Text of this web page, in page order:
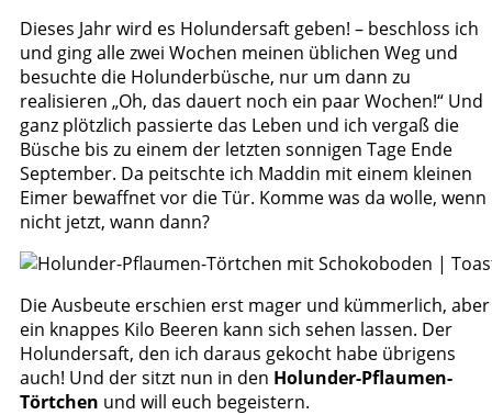
Dieses Jahr wird es Holundersaft geben! – beschloss ich
und ging alle zwei Wochen meinen üblichen Weg und
besuchte die Holunderbüsche, nur um dann zu
realisieren „Oh, das dauert noch ein paar Wochen!“ Und
ganz plötzlich passierte das Leben und ich vergaß die
Büsche bis zu einem der letzten sonnigen Tage Ende
September. Da peitschte ich Maddin mit einem kleinen
Eimer bewaffnet vor die Tür. Komme was da wolle, wenn
nicht jetzt, wann dann?
Die Ausbeute erschien erst mager und kümmerlich, aber
ein knappes Kilo Beeren kann sich sehen lassen. Der
Holundersaft, den ich daraus gekocht habe übrigens
auch! Und der sitzt nun in den Holunder-Pflaumen-
Törtchen und will euch begeistern.